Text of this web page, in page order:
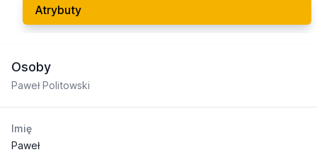
Atrybuty
Osoby
Paweł Politowski
Imię
Paweł